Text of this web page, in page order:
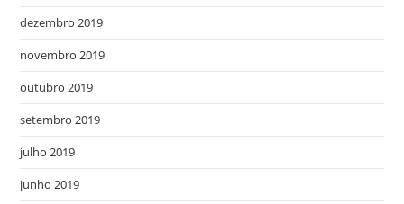
dezembro 2019
novembro 2019
outubro 2019
setembro 2019
julho 2019
junho 2019